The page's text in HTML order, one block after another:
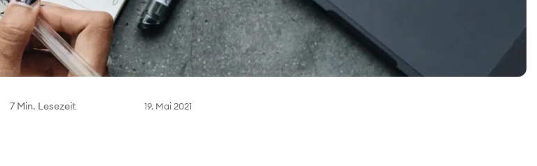
7 Min. Lesezeit 19. Mai 2021